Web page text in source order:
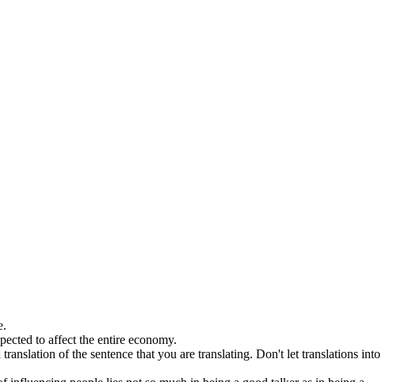
to affect the entire economy.
of the sentence that you are translating. Don't let translations into